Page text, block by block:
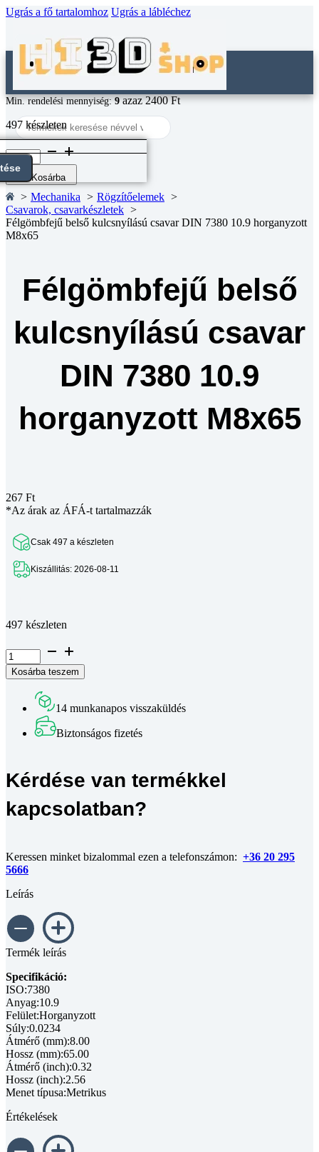
Ugrás a fő tartalomhoz Ugrás a lábléchez
Search
...
Min. rendelési mennyiség:9azaz 2400 Ft
497 készleten
Félgömbfejű
belső
kulcsnyílású
csavar
DIN
7380
10.9
horganyzott
Kosárba
Mechanika
Rögzítőelemek
Csavarok, csavarkészletek
Félgömbfejű belső kulcsnyílású csavar DIN 7380 10.9 horganyzott
M8x65
Félgömbfejű belső
kulcsnyílású csavar
DIN 7380 10.9
horganyzott M8x65
267 Ft
*Az árak az ÁFÁ-t tartalmazzák
Csak 497 a készleten
Kiszállitás: 2026-08-11
497 készleten
Félgömbfejű
belső
kulcsnyílású
7380
horganyzott
Kosárba teszem
14 munkanapos visszaküldés
Biztonságos fizetés
Kérdése van termékkel
kapcsolatban?
Keressen minket bizalommal ezen a telefonszámon: +36 20 295
5666
Leírás
Termék leírás
Specifikáció:
ISO:7380
Anyag:10.9
Felület:Horganyzott
Súly:0.0234
Átmérő (mm):8.00
Hossz (mm):65.00
Átmérő (inch):0.32
Hossz (inch):2.56
Menet típusa:Metrikus
Értékelések